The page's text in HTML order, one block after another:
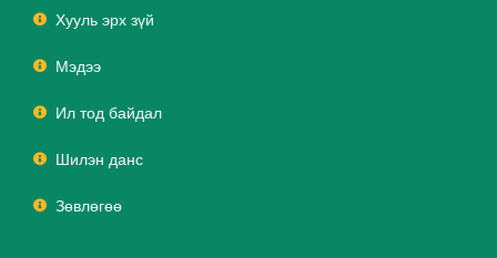
Хууль эрх зүй
Мэдээ
Ил тод байдал
Шилэн данс
Зөвлөгөө